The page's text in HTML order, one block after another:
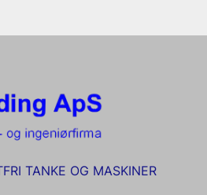
TANKE OG MASKINER